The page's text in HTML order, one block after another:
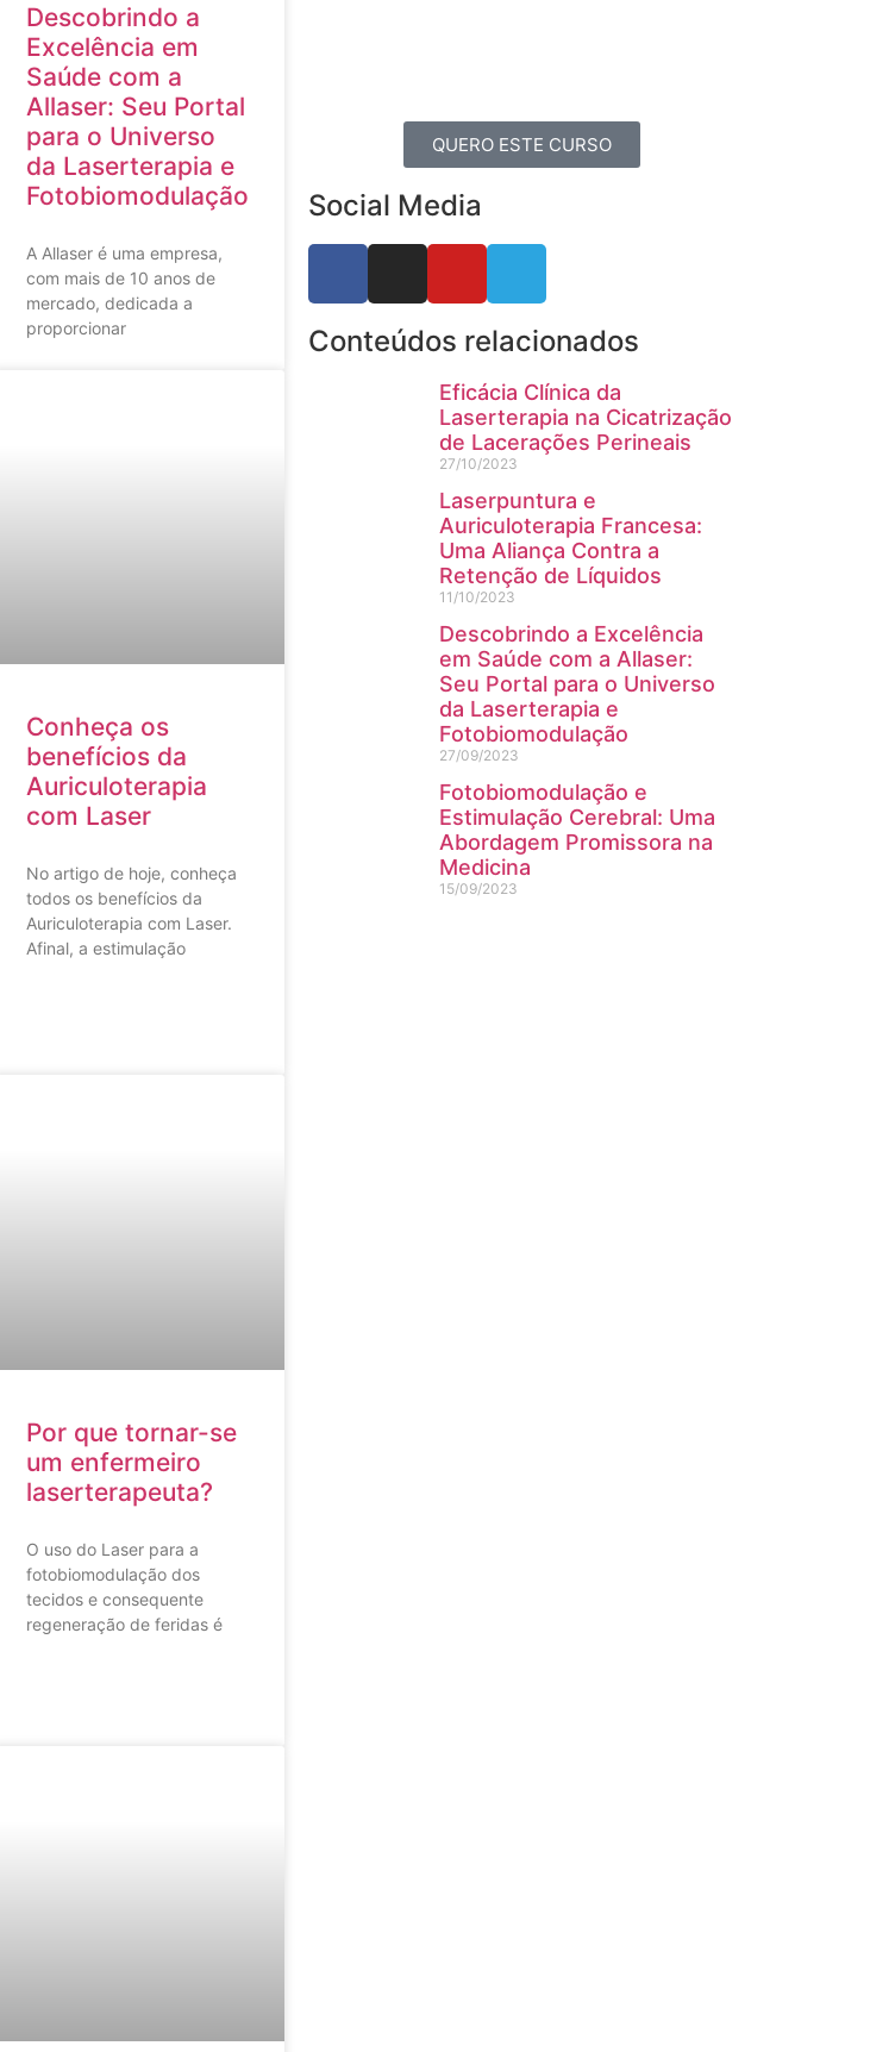
Descobrindo a
Excelência em
Saúde com a
Allaser: Seu Portal
para o Universo
da Laserterapia e
Fotobiomodulação
A Allaser é uma empresa,
com mais de 10 anos de
mercado, dedicada a
proporcionar
Conheça os
benefícios da
Auriculoterapia
com Laser
No artigo de hoje, conheça
todos os benefícios da
Auriculoterapia com Laser.
Afinal, a estimulação
Por que tornar-se
um enfermeiro
laserterapeuta?
O uso do Laser para a
fotobiomodulação dos
tecidos e consequente
regeneração de feridas é
QUERO ESTE CURSO
Social Media
Conteúdos relacionados
Eficácia Clínica da
Laserterapia na Cicatrização
de Lacerações Perineais
27/10/2023
Laserpuntura e
Auriculoterapia Francesa:
Uma Aliança Contra a
Retenção de Líquidos
11/10/2023
Descobrindo a Excelência
em Saúde com a Allaser:
Seu Portal para o Universo
da Laserterapia e
Fotobiomodulação
27/09/2023
Fotobiomodulação e
Estimulação Cerebral: Uma
Abordagem Promissora na
Medicina
15/09/2023